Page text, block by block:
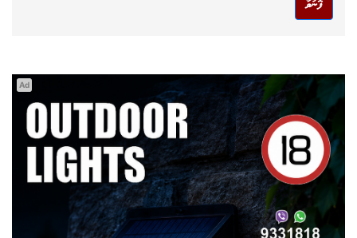
ފޮނުވާ
Ad